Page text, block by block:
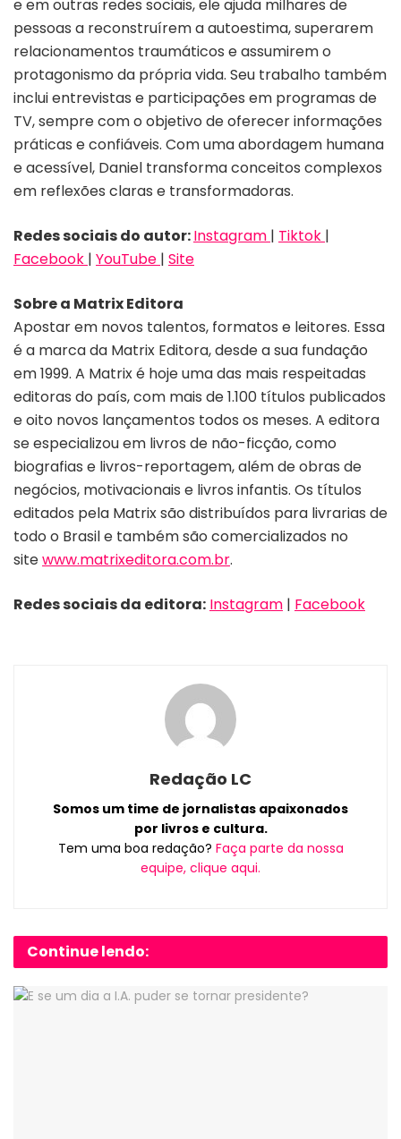
e em outras redes sociais, ele ajuda milhares de
pessoas a reconstruírem a autoestima, superarem
relacionamentos traumáticos e assumirem o
protagonismo da própria vida. Seu trabalho também
inclui entrevistas e participações em programas de
TV, sempre com o objetivo de oferecer informações
práticas e confiáveis. Com uma abordagem humana
e acessível, Daniel transforma conceitos complexos
em reflexões claras e transformadoras.
Redes sociais do autor:Instagram | Tiktok |
Facebook | YouTube | Site
Sobre a Matrix Editora
Apostar em novos talentos, formatos e leitores. Essa
é a marca da Matrix Editora, desde a sua fundação
em 1999. A Matrix é hoje uma das mais respeitadas
editoras do país, com mais de 1.100 títulos publicados
e oito novos lançamentos todos os meses. A editora
se especializou em livros de não-ficção, como
biografias e livros-reportagem, além de obras de
negócios, motivacionais e livros infantis. Os títulos
editados pela Matrix são distribuídos para livrarias de
todo o Brasil e também são comercializados no
sitewww.matrixeditora.com.br.
Redes sociais da editora: Instagram | Facebook
Redação LC
Somos um time de jornalistas apaixonados
por livros e cultura.
Tem uma boa redação? Faça parte da nossa
equipe, clique aqui.
Continue lendo: